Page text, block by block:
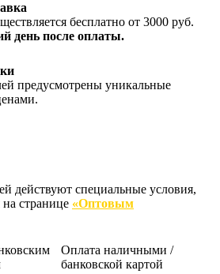
бесплатно от 3000 руб.
день после оплаты.
предусмотрены уникальные
действуют специальные условия,
странице «Оптовым
Оплата наличными /
банковской картой